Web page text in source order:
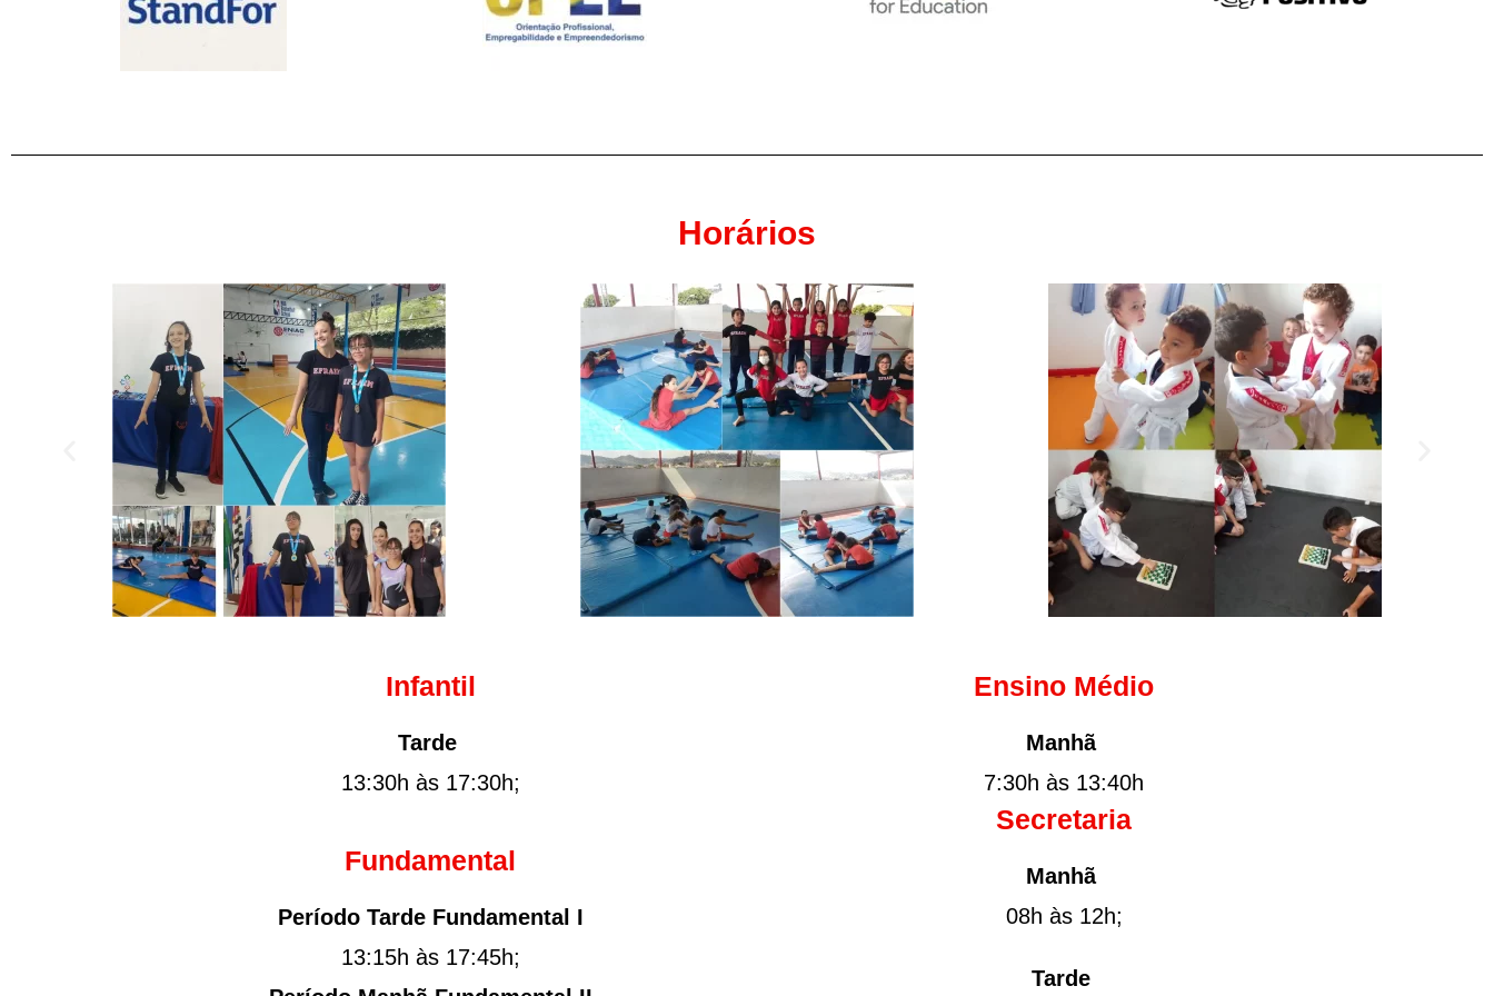
Horários
Infantil
Tarde
13:30h às 17:30h;
Fundamental
Período Tarde Fundamental I
13:15h às 17:45h;
Ensino Médio
Manhã
7:30h às 13:40h
Secretaria
Manhã
08h às 12h;
Tarde